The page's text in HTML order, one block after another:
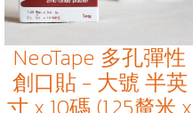
NeoTape 多孔彈性
創口貼 - 大號 半英